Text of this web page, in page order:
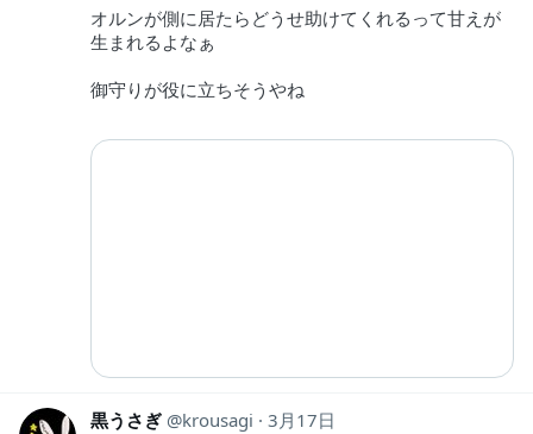
オルンが側に居たらどうせ助けてくれるって甘えが
生まれるよなぁ
御守りが役に立ちそうやね
黒うさぎ krousagi
3月17日